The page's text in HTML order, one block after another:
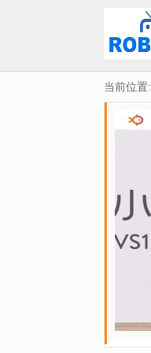
当前位置: